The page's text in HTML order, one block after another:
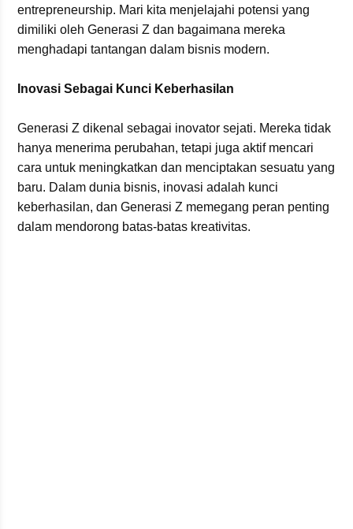
entrepreneurship. Mari kita menjelajahi potensi yang
dimiliki oleh Generasi Z dan bagaimana mereka
menghadapi tantangan dalam bisnis modern.
Inovasi Sebagai Kunci Keberhasilan
Generasi Z dikenal sebagai inovator sejati. Mereka tidak
hanya menerima perubahan, tetapi juga aktif mencari
cara untuk meningkatkan dan menciptakan sesuatu yang
baru. Dalam dunia bisnis, inovasi adalah kunci
keberhasilan, dan Generasi Z memegang peran penting
dalam mendorong batas-batas kreativitas.